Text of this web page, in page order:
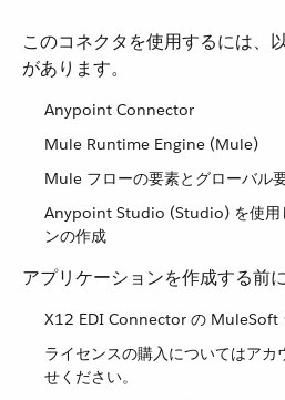
このコネクタを使用するには、
があります。
Anypoint Connector
Mule Runtime Engine (Mule)
Mule フローの要素とグローバル
Anypoint Studio (Studio) を使用
ンの作成
アプリケーションを作成する前
X12 EDI Connector の MuleSoft
ライセンスの購入についてはアカ
せください。